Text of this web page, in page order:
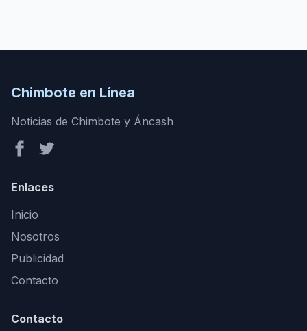
Chimbote en Línea
Noticias de Chimbote y Áncash
Enlaces
Inicio
Nosotros
Publicidad
Contacto
Contacto